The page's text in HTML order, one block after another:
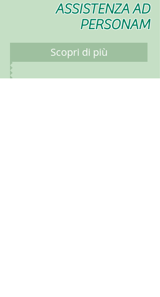
ASSISTENZA AD
PERSONAM
Scopri di più